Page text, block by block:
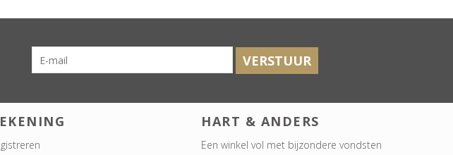
VERSTUUR
HART & ANDERS
Een winkel vol met bijzondere vondsten